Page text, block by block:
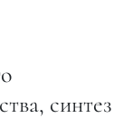
синтез